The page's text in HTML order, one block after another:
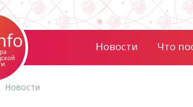
Новости Что
Новости